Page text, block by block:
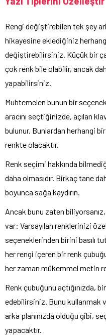
Rengi değiştirebilen tek şey
hikayesine eklediğiniz
değiştirebilirsiniz. Küçük bir
çok renk bile olabilir, ancak
yapabilirsiniz.
Muhtemelen bunun bir
aracını seçtiğinizde, açılan
bulunur. Bunlardan herhangi
renkte olacaktır.
Renk seçimi hakkında
daha olmasıdır. Birkaç tane
boyunca sağa kaydırın.
Ancak bunu zaten
var: Varsayılan renklerinizi
seçeneklerinden birini basılı
her rengi içeren bir renk
her zaman mükemmel metin
Renk çubuğunu açtığınızda,
edebilirsiniz. Bunu kullanmak
arka planınızda olduğu gibi,
yapacaktır.